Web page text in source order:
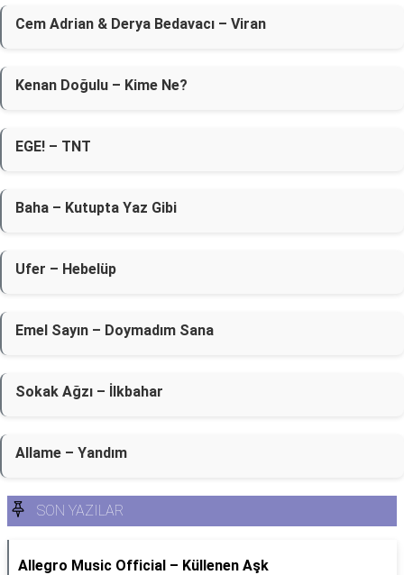
Cem Adrian & Derya Bedavacı – Viran
Kenan Doğulu – Kime Ne?
EGE! – TNT
Baha – Kutupta Yaz Gibi
Ufer – Hebelüp
Emel Sayın – Doymadım Sana
Sokak Ağzı – İlkbahar
Allame – Yandım
SON YAZILAR
Allegro Music Official – Küllenen Aşk